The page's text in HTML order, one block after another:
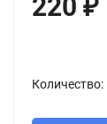
220 ₽
Количество: